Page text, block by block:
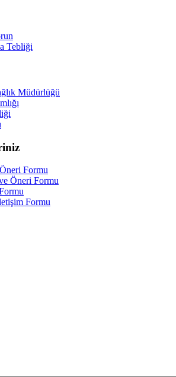
Tebliği
Müdürlüğü
Formu
Öneri Formu
Formu